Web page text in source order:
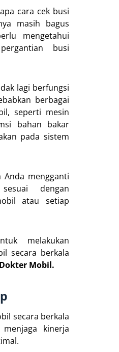
cara cek busi
masih bagus
mengetahui
busi
lagi berfungsi
berbagai
seperti mesin
bahan bakar
pada sistem
Anda mengganti
dengan
atau setiap
melakukan
secara berkala
Mobil.
secara berkala
kinerja